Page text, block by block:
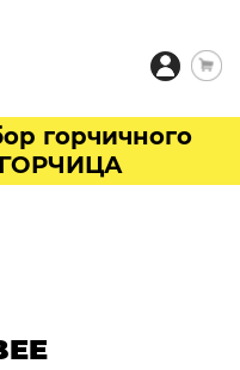
горчичного
ГОРЧИЦА